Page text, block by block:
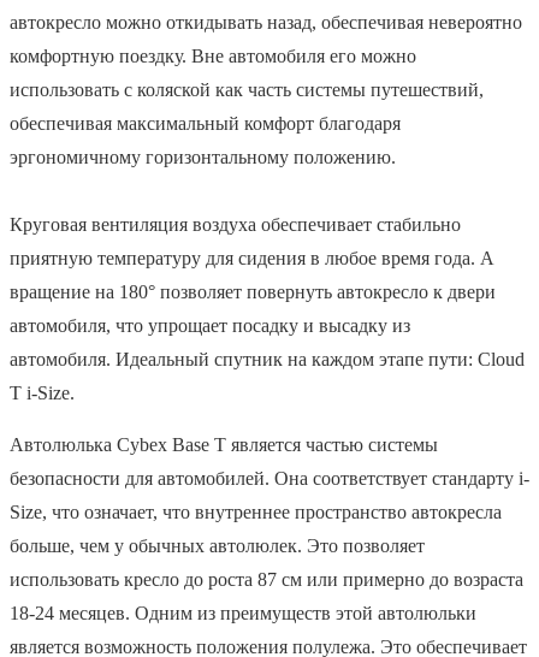
автокресло можно откидывать назад, обеспечивая невероятно
комфортную поездку. Вне автомобиля его можно
использовать с коляской как часть системы путешествий,
обеспечивая максимальный комфорт благодаря
эргономичному горизонтальному положению.
Круговая вентиляция воздуха обеспечивает стабильно
приятную температуру для сидения в любое время года. А
вращение на 180° позволяет повернуть автокресло к двери
автомобиля, что упрощает посадку и высадку из
автомобиля. Идеальный спутник на каждом этапе пути: Cloud
T i-Size.
Автолюлька Cybex Base T является частью системы
безопасности для автомобилей. Она соответствует стандарту i-
Size, что означает, что внутреннее пространство автокресла
больше, чем у обычных автолюлек. Это позволяет
использовать кресло до роста 87 см или примерно до возраста
18-24 месяцев. Одним из преимуществ этой автолюльки
является возможность положения полулежа. Это обеспечивает